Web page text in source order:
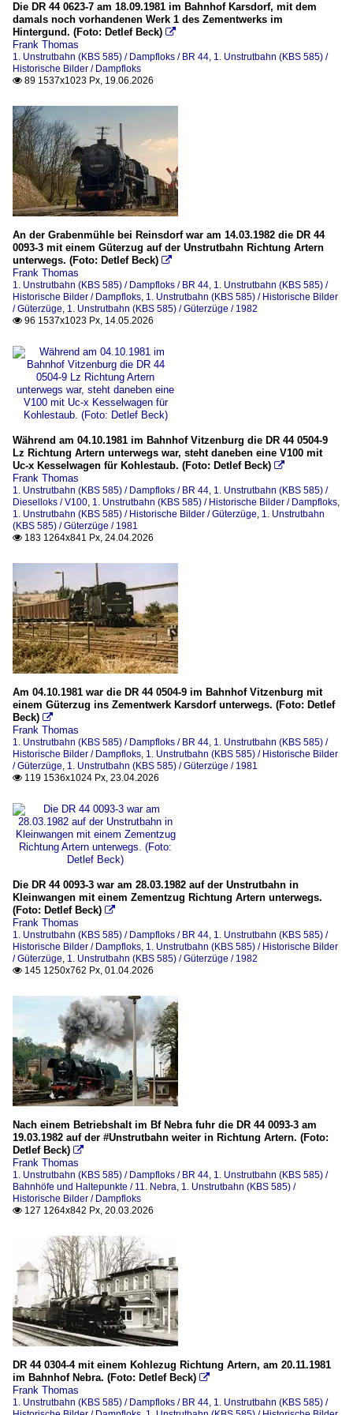
Güterzüge
1981
1982
Dampfloks
Güterzüge
Sonderzüge
Streckenabschnitte
1. Naumburg Hbf - Freyburg
3. Sonderzüge (KBS 585)
1989
2017
09-09 Magdeburg - Laucha
09-08 Magdeburg - Karsdorf
2019
09-07 Magdeburg - Karsdorf
2008
2010
2013
2014
2015
2016
2017
2018
2019
2020
2024
2026
Die DR 44 0623-7 am 18.09.1981 im Bahnhof Karsdorf, mit dem
damals noch vorhandenen Werk 1 des Zementwerks im
Hintergund. (Foto: Detlef Beck) 
Frank Thomas
1. Unstrutbahn (KBS 585) / Dampfloks / BR 44, 1. Unstrutbahn (KBS 585) /
Historische Bilder / Dampfloks
 89 1537x1023 Px, 19.06.2026
An der Grabenmühle bei Reinsdorf war am 14.03.1982 die DR 44
0093-3 mit einem Güterzug auf der Unstrutbahn Richtung Artern
unterwegs. (Foto: Detlef Beck) 
Frank Thomas
1. Unstrutbahn (KBS 585) / Dampfloks / BR 44, 1. Unstrutbahn (KBS 585) /
Historische Bilder / Dampfloks, 1. Unstrutbahn (KBS 585) / Historische Bilder
/ Güterzüge, 1. Unstrutbahn (KBS 585) / Güterzüge / 1982
 96 1537x1023 Px, 14.05.2026
Während am 04.10.1981 im Bahnhof Vitzenburg die DR 44 0504-9
Lz Richtung Artern unterwegs war, steht daneben eine V100 mit
Uc-x Kesselwagen für Kohlestaub. (Foto: Detlef Beck) 
Frank Thomas
1. Unstrutbahn (KBS 585) / Dampfloks / BR 44, 1. Unstrutbahn (KBS 585) /
Dieselloks / V100, 1. Unstrutbahn (KBS 585) / Historische Bilder / Dampfloks,
1. Unstrutbahn (KBS 585) / Historische Bilder / Güterzüge, 1. Unstrutbahn
(KBS 585) / Güterzüge / 1981
 183 1264x841 Px, 24.04.2026
Am 04.10.1981 war die DR 44 0504-9 im Bahnhof Vitzenburg mit
einem Güterzug ins Zementwerk Karsdorf unterwegs. (Foto: Detlef
Beck) 
Frank Thomas
1. Unstrutbahn (KBS 585) / Dampfloks / BR 44, 1. Unstrutbahn (KBS 585) /
Historische Bilder / Dampfloks, 1. Unstrutbahn (KBS 585) / Historische Bilder
/ Güterzüge, 1. Unstrutbahn (KBS 585) / Güterzüge / 1981
 119 1536x1024 Px, 23.04.2026
Die DR 44 0093-3 war am 28.03.1982 auf der Unstrutbahn in
Kleinwangen mit einem Zementzug Richtung Artern unterwegs.
(Foto: Detlef Beck) 
Frank Thomas
1. Unstrutbahn (KBS 585) / Dampfloks / BR 44, 1. Unstrutbahn (KBS 585) /
Historische Bilder / Dampfloks, 1. Unstrutbahn (KBS 585) / Historische Bilder
/ Güterzüge, 1. Unstrutbahn (KBS 585) / Güterzüge / 1982
 145 1250x762 Px, 01.04.2026
Nach einem Betriebshalt im Bf Nebra fuhr die DR 44 0093-3 am
19.03.1982 auf der #Unstrutbahn weiter in Richtung Artern. (Foto:
Detlef Beck) 
Frank Thomas
1. Unstrutbahn (KBS 585) / Dampfloks / BR 44, 1. Unstrutbahn (KBS 585) /
Bahnhöfe und Haltepunkte / 11. Nebra, 1. Unstrutbahn (KBS 585) /
Historische Bilder / Dampfloks
 127 1264x842 Px, 20.03.2026
DR 44 0304-4 mit einem Kohlezug Richtung Artern, am 20.11.1981
im Bahnhof Nebra. (Foto: Detlef Beck) 
Frank Thomas
1. Unstrutbahn (KBS 585) / Dampfloks / BR 44, 1. Unstrutbahn (KBS 585) /